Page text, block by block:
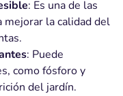
: Es una de las
mejorar la calidad del
: Puede
como fósforo y
del jardín.